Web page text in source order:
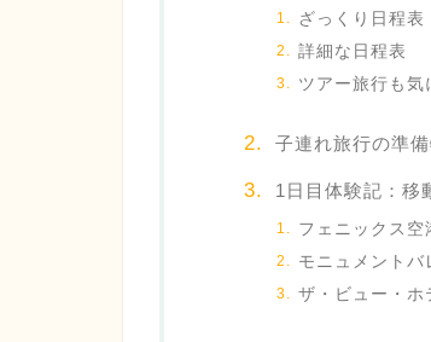
ざっくり日程表
詳細な日程表
ツアー旅行も気
子連れ旅行の準
1日目体験記：移
フェニックス空
モニュメントバ
ザ・ビュー・ホ